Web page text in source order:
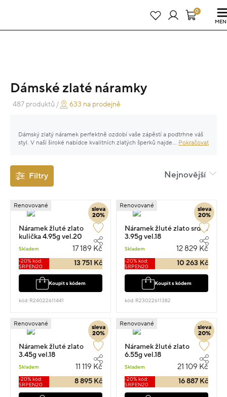
24 dní : 7h : 52m : 54s0
Dámské zlaté náramky
487 produktů / 633 na prodejně
Dámský zlatý náramek perfektně ozdobí vaše zápěstí a podtrhne váš
styl. V naší široké nabídce kvalitních zlatých šperků najdete dámské
zlatému náramku vybírejte nadčasový řetízek či náušnice a nechte se
zlákat luxusním leskem zlatých šperků.
... Pokračovat
Nejnovější
Filtry
sleva
20%
Renovované
Náramek žluté zlato
kulička 4.95g vel.20
Skladem 17 189 Kč
-20% kód:
SRPEN20
13 751 Kč
Koupit s kódem
kód: R24022611441
sleva
20%
Renovované
Náramek žluté zlato srdce
3.95g vel.18
Skladem 12 829 Kč
-20% kód:
SRPEN20
10 263 Kč
Koupit s kódem
kód: R23022611382
sleva
20%
Renovované
Náramek žluté zlato
3.45g vel.18
Skladem 11 119 Kč
-20% kód:
SRPEN20
8 895 Kč
sleva
20%
Renovované
Náramek žluté zlato
6.55g vel.18
Skladem 21 109 Kč
-20% kód:
SRPEN20
16 887 Kč